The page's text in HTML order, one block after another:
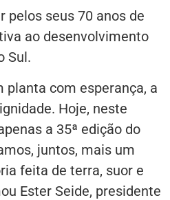
pelos seus 70 anos de
ao desenvolvimento
Sul.
planta com esperança, a
Hoje, neste
a 35ª edição do
juntos, mais um
feita de terra, suor e
Ester Seide, presidente